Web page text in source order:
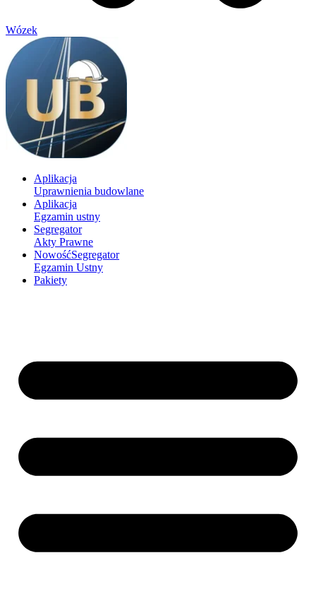
Wózek
Aplikacja
Uprawnienia budowlane
Aplikacja
Egzamin ustny
Segregator
Akty Prawne
NowośćSegregator
Egzamin Ustny
Pakiety